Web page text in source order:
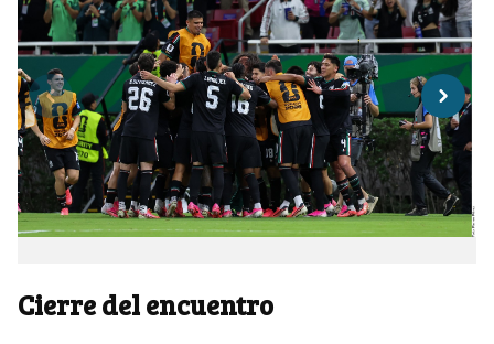
Cierre del encuentro